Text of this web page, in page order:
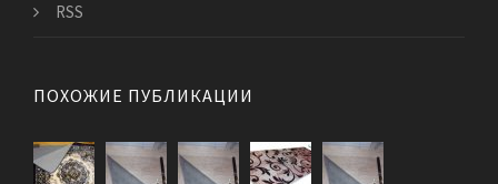
RSS
ПОХОЖИЕ ПУБЛИКАЦИИ